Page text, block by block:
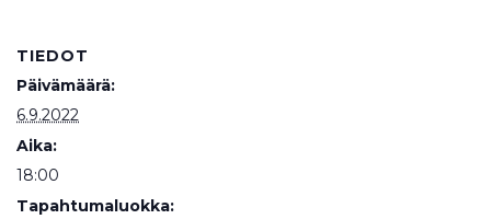
TIEDOT
Päivämäärä:
6.9.2022
Aika:
18:00
Tapahtumaluokka: